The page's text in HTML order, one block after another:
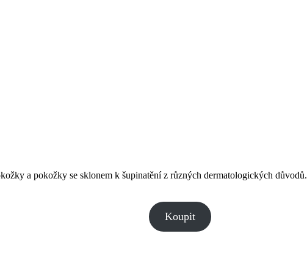
a pokožky se sklonem k šupinatění z různých dermatologických důvodů.
Koupit